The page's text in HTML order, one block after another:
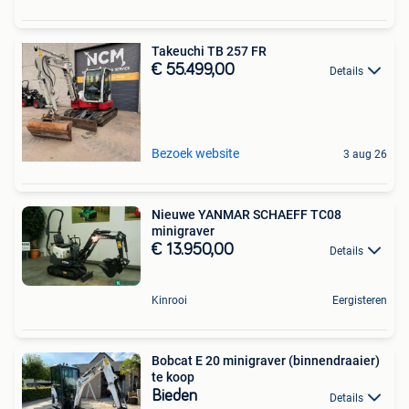
Takeuchi TB 257 FR
€ 55.499,00 Details
Bezoek website 3 aug 26
Nieuwe YANMAR SCHAEFF TC08
minigraver
€ 13.950,00 Details
Kinrooi Eergisteren
Bobcat E 20 minigraver (binnendraaier)
te koop
Bieden Details